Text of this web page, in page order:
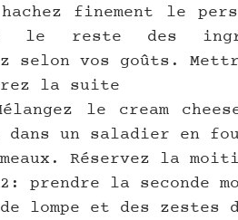
finement le
le reste des
selon vos goûts.
la suite
le cream
dans un saladier
Réservez la
prendre la seconde
lompe et des zestes